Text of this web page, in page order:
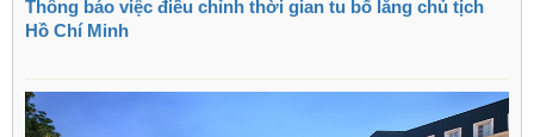
Thông báo việc điều chỉnh thời gian tu bổ lăng chủ tịch
Hồ Chí Minh